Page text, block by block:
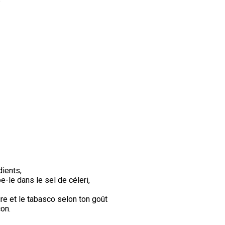
le dans le sel de céleri,
et le tabasco selon ton goût